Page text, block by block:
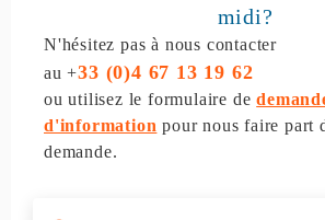
midi?
N'hésitez pas à nous contacter
au +33 (0)4 67 13 19 62
ou utilisez le formulaire de
d'information pour nous faire part
demande.